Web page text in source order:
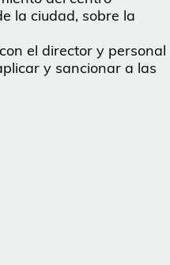
la ciudad, sobre la
el director y personal
y sancionar a las